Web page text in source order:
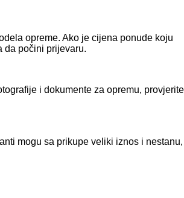
opreme. Ako je cijena ponude koju
da počini prijevaru.
i dokumente za opremu, provjerite
mogu sa prikupe veliki iznos i nestanu,